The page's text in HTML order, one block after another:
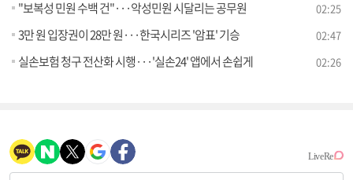
"보복성 민원 수백 건"···악성민원 시달리는 공무원 02:25
3만 원 입장권이 28만 원···한국시리즈 '암표' 기승 02:47
실손보험 청구 전산화 시행···'실손24' 앱에서 손쉽게 02:26